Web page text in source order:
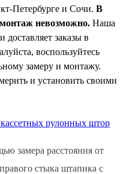
Петербурге и Сочи. В
монтаж невозможно. Наша
заказы в
воспользуйтесь
замеру и монтажу.
и установить своими
кассетных рулонных штор
замера расстояния от
стыка штапика с